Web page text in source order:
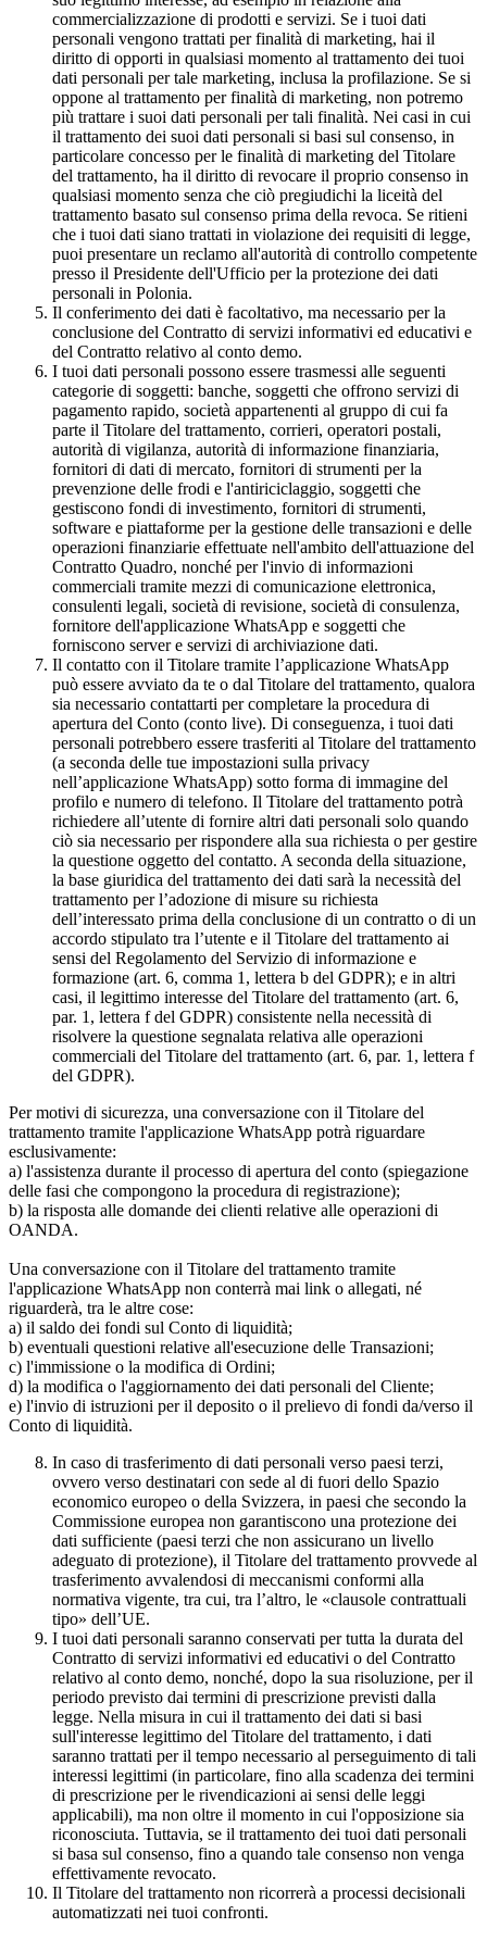
commercializzazione di prodotti e servizi. Se i tuoi dati
personali vengono trattati per finalità di marketing, hai il
diritto di opporti in qualsiasi momento al trattamento dei tuoi
dati personali per tale marketing, inclusa la profilazione. Se si
oppone al trattamento per finalità di marketing, non potremo
più trattare i suoi dati personali per tali finalità. Nei casi in cui
il trattamento dei suoi dati personali si basi sul consenso, in
particolare concesso per le finalità di marketing del Titolare
del trattamento, ha il diritto di revocare il proprio consenso in
qualsiasi momento senza che ciò pregiudichi la liceità del
trattamento basato sul consenso prima della revoca. Se ritieni
che i tuoi dati siano trattati in violazione dei requisiti di legge,
puoi presentare un reclamo all'autorità di controllo competente
presso il Presidente dell'Ufficio per la protezione dei dati
personali in Polonia.
Il conferimento dei dati è facoltativo, ma necessario per la
conclusione del Contratto di servizi informativi ed educativi e
del Contratto relativo al conto demo.
I tuoi dati personali possono essere trasmessi alle seguenti
categorie di soggetti: banche, soggetti che offrono servizi di
pagamento rapido, società appartenenti al gruppo di cui fa
parte il Titolare del trattamento, corrieri, operatori postali,
autorità di vigilanza, autorità di informazione finanziaria,
fornitori di dati di mercato, fornitori di strumenti per la
prevenzione delle frodi e l'antiriciclaggio, soggetti che
gestiscono fondi di investimento, fornitori di strumenti,
software e piattaforme per la gestione delle transazioni e delle
operazioni finanziarie effettuate nell'ambito dell'attuazione del
Contratto Quadro, nonché per l'invio di informazioni
commerciali tramite mezzi di comunicazione elettronica,
consulenti legali, società di revisione, società di consulenza,
fornitore dell'applicazione WhatsApp e soggetti che
forniscono server e servizi di archiviazione dati.
Il contatto con il Titolare tramite l’applicazione WhatsApp
può essere avviato da te o dal Titolare del trattamento, qualora
sia necessario contattarti per completare la procedura di
apertura del Conto (conto live). Di conseguenza, i tuoi dati
personali potrebbero essere trasferiti al Titolare del trattamento
(a seconda delle tue impostazioni sulla privacy
nell’applicazione WhatsApp) sotto forma di immagine del
profilo e numero di telefono. Il Titolare del trattamento potrà
richiedere all’utente di fornire altri dati personali solo quando
ciò sia necessario per rispondere alla sua richiesta o per gestire
la questione oggetto del contatto. A seconda della situazione,
la base giuridica del trattamento dei dati sarà la necessità del
trattamento per l’adozione di misure su richiesta
dell’interessato prima della conclusione di un contratto o di un
accordo stipulato tra l’utente e il Titolare del trattamento ai
sensi del Regolamento del Servizio di informazione e
formazione (art. 6, comma 1, lettera b del GDPR); e in altri
casi, il legittimo interesse del Titolare del trattamento (art. 6,
par. 1, lettera f del GDPR) consistente nella necessità di
risolvere la questione segnalata relativa alle operazioni
commerciali del Titolare del trattamento (art. 6, par. 1, lettera f
del GDPR).
Per motivi di sicurezza, una conversazione con il Titolare del
trattamento tramite l'applicazione WhatsApp potrà riguardare
esclusivamente:
a) l'assistenza durante il processo di apertura del conto (spiegazione
delle fasi che compongono la procedura di registrazione);
b) la risposta alle domande dei clienti relative alle operazioni di
OANDA.
Una conversazione con il Titolare del trattamento tramite
l'applicazione WhatsApp non conterrà mai link o allegati, né
riguarderà, tra le altre cose:
a) il saldo dei fondi sul Conto di liquidità;
b) eventuali questioni relative all'esecuzione delle Transazioni;
c) l'immissione o la modifica di Ordini;
d) la modifica o l'aggiornamento dei dati personali del Cliente;
e) l'invio di istruzioni per il deposito o il prelievo di fondi da/verso il
Conto di liquidità.
In caso di trasferimento di dati personali verso paesi terzi,
ovvero verso destinatari con sede al di fuori dello Spazio
economico europeo o della Svizzera, in paesi che secondo la
Commissione europea non garantiscono una protezione dei
dati sufficiente (paesi terzi che non assicurano un livello
adeguato di protezione), il Titolare del trattamento provvede al
trasferimento avvalendosi di meccanismi conformi alla
normativa vigente, tra cui, tra l’altro, le «clausole contrattuali
tipo» dell’UE.
I tuoi dati personali saranno conservati per tutta la durata del
Contratto di servizi informativi ed educativi o del Contratto
relativo al conto demo, nonché, dopo la sua risoluzione, per il
periodo previsto dai termini di prescrizione previsti dalla
legge. Nella misura in cui il trattamento dei dati si basi
sull'interesse legittimo del Titolare del trattamento, i dati
saranno trattati per il tempo necessario al perseguimento di tali
interessi legittimi (in particolare, fino alla scadenza dei termini
di prescrizione per le rivendicazioni ai sensi delle leggi
applicabili), ma non oltre il momento in cui l'opposizione sia
riconosciuta. Tuttavia, se il trattamento dei tuoi dati personali
si basa sul consenso, fino a quando tale consenso non venga
effettivamente revocato.
Il Titolare del trattamento non ricorrerà a processi decisionali
automatizzati nei tuoi confronti.